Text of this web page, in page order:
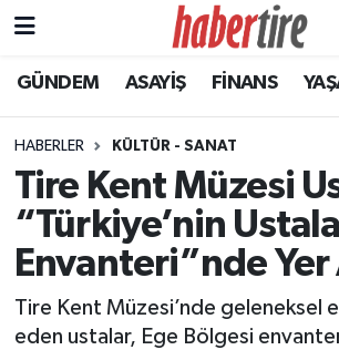
GÜNDEM ASAYİŞ FİNANS
HABERLER KÜLTÜR - SANAT
Tire Kent Müzesi
“Türkiye’nin
Envanteri”nde Yer
Tire Kent Müzesi’nde geleneksel
eden ustalar, Ege Bölgesi
Tire Nöbetçi Eczaneler
Tire Hava Durumu
Tire Trafik Yoğunluk Haritası
Süper Lig Puan Durumu ve
Tüm Manşetler